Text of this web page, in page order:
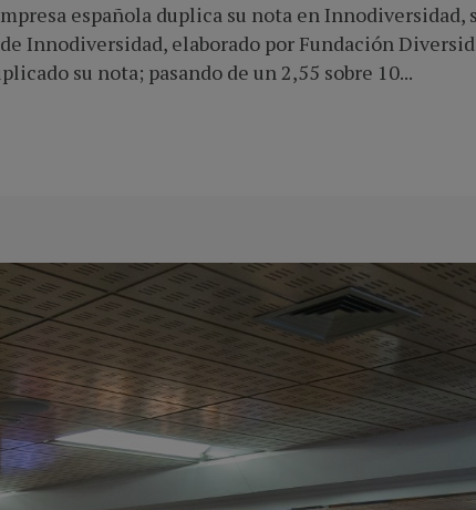
española duplica su nota en
Innodiversidad, elaborado por Fundación
su nota; pasando de un 2,55 sobre 10...